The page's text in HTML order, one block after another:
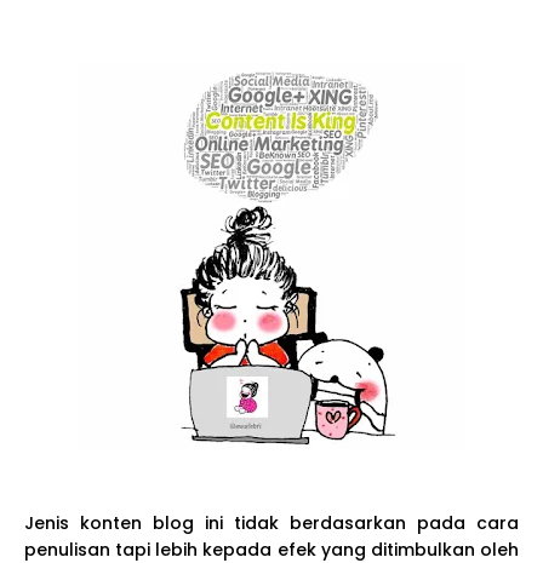
Jenis konten blog ini tidak berdasarkan pada cara
penulisan tapi lebih kepada efek yang ditimbulkan oleh